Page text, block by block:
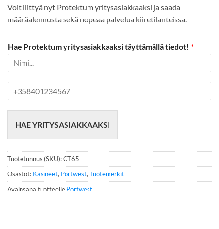
Voit liittyä nyt Protektum yritysasiakkaaksi ja saada
määräalennusta sekä nopeaa palvelua kiiretilanteissa.
Hae Protektum yritysasiakkaaksi täyttämällä tiedot! *
n
u
m
e
r
HAE YRITYSASIAKKAAKSI
Tuotetunnus (SKU):CT65
Osastot: Käsineet, Portwest, Tuotemerkit
Avainsana tuotteelle Portwest